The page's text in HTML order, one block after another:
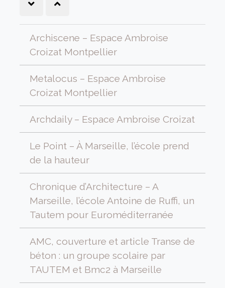
Archiscene – Espace Ambroise
Croizat Montpellier
Metalocus – Espace Ambroise
Croizat Montpellier
Archdaily – Espace Ambroise Croizat
Le Point – À Marseille, l’école prend
de la hauteur
Chronique d’Architecture – A
Marseille, l’école Antoine de Ruffi, un
Tautem pour Euroméditerranée
AMC, couverture et article Transe de
béton : un groupe scolaire par
TAUTEM et Bmc2 à Marseille